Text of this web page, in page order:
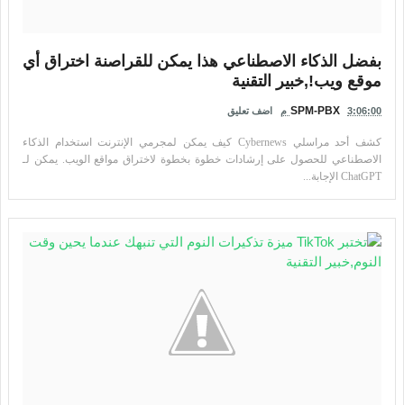
بفضل الذكاء الاصطناعي هذا يمكن للقراصنة اختراق أي
موقع ويب!,خبير التقنية
SPM-PBX 3:06:00 م اضف تعليق
كشف أحد مراسلي Cybernews كيف يمكن لمجرمي الإنترنت استخدام الذكاء
الاصطناعي للحصول على إرشادات خطوة بخطوة لاختراق مواقع الويب. يمكن لـ
ChatGPT الإجابة...